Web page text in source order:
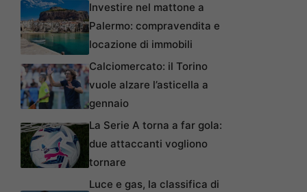
Investire nel mattone a
Palermo: compravendita e
locazione di immobili
Calciomercato: il Torino
vuole alzare l’asticella a
gennaio
La Serie A torna a far gola:
due attaccanti vogliono
tornare
Luce e gas, la classifica di